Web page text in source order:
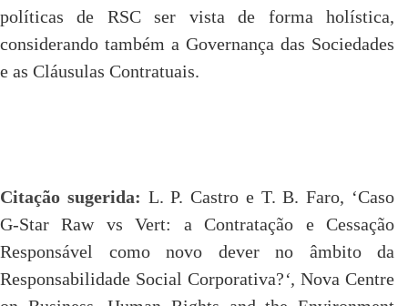
políticas de RSC ser vista de forma holística,
considerando também a Governança das Sociedades
e as Cláusulas Contratuais.
Citação sugerida: L. P. Castro e T. B. Faro, ‘Caso
G-Star Raw vs Vert: a Contratação e Cessação
Responsável como novo dever no âmbito da
Responsabilidade Social Corporativa?‘, Nova Centre